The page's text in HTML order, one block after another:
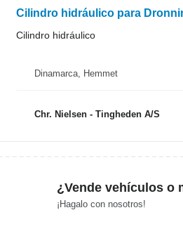
Cilindro hidráulico para
Cilindro hidráulico
Dinamarca, Hemmet
Chr. Nielsen - Tingheden A/S
¿Vende vehículos o
¡Hagalo con nosotros!